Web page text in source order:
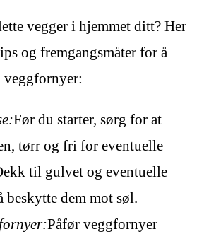
vegger i hjemmet ditt? Her
og fremgangsmåter for å
veggfornyer:
Før du starter, sørg for at
tørr og fri for eventuelle
til gulvet og eventuelle
beskytte dem mot søl.
Påfør veggfornyer